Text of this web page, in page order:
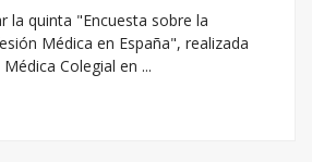
la quinta "Encuesta sobre la
Médica en España", realizada
Colegial en ...